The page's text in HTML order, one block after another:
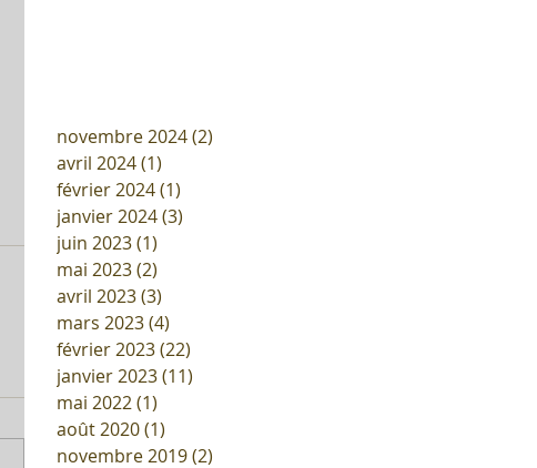
novembre 2024(2)
avril 2024(1)
février 2024(1)
janvier 2024(3)
juin 2023(1)
mai 2023(2)
avril 2023(3)
mars 2023(4)
février 2023(22)
janvier 2023(11)
mai 2022(1)
août 2020(1)
novembre 2019(2)